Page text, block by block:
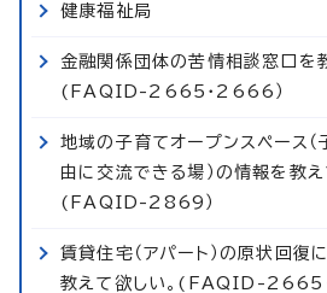
健康福祉局
金融関係団体の苦情相談窓口を
(FAQID-2665・2666）
地域の子育てオープンスペース
由に交流できる場）の情報を教え
(FAQID-2869）
賃貸住宅（アパート）の原状回復
教えて欲しい。(FAQID-2665